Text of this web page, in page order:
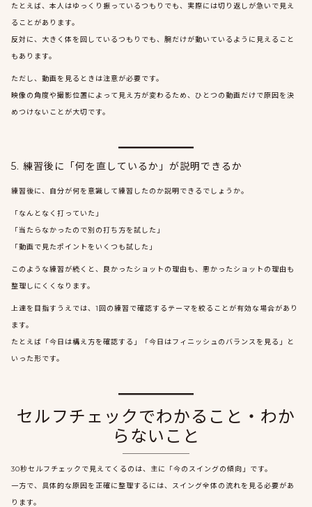
たとえば、本人はゆっくり振っているつもりでも、実際には切り返しが急いで見え
ることがあります。
反対に、大きく体を回しているつもりでも、腕だけが動いているように見えること
もあります。
ただし、動画を見るときは注意が必要です。
映像の角度や撮影位置によって見え方が変わるため、ひとつの動画だけで原因を決
めつけないことが大切です。
5. 練習後に「何を直しているか」が説明できるか
練習後に、自分が何を意識して練習したのか説明できるでしょうか。
「なんとなく打っていた」
「当たらなかったので別の打ち方を試した」
「動画で見たポイントをいくつも試した」
このような練習が続くと、良かったショットの理由も、悪かったショットの理由も
整理しにくくなります。
上達を目指すうえでは、1回の練習で確認するテーマを絞ることが有効な場合があり
ます。
たとえば「今日は構え方を確認する」「今日はフィニッシュのバランスを見る」と
いった形です。
セルフチェックでわかること・わか
らないこと
30秒セルフチェックで見えてくるのは、主に「今のスイングの傾向」です。
一方で、具体的な原因を正確に整理するには、スイング全体の流れを見る必要があ
ります。